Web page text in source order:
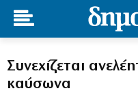
Συνεχίζεται
καύσωνα